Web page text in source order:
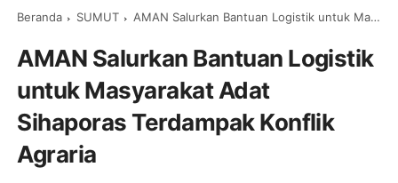
Beranda SUMUT AMAN Salurkan Bantuan Logistik untuk Masyarakat Adat Sihaporas Terdampak Konflik Agraria
AMAN Salurkan Bantuan Logistik
untuk Masyarakat Adat
Sihaporas Terdampak Konflik
Agraria